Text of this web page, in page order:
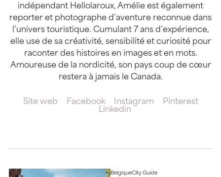
indépendant Hellolaroux, Amélie est également
reporter et photographe d’aventure reconnue dans
l’univers touristique. Cumulant 7 ans d’expérience,
elle use de sa créativité, sensibilité et curiosité pour
raconter des histoires en images et en mots.
Amoureuse de la nordicité, son pays coup de cœur
restera à jamais le Canada.
Site web Facebook Instagram
Pinterest
Linkedin
BelgiqueCity Guide